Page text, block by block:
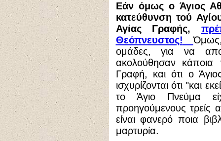
Εάν όμως ο Άγιος
κατεύθυνση τού
Αγίας Γραφής,
Θεόπνευστος!
ομάδες, για να
ακολούθησαν
Γραφή, και ότι ο
ισχυρίζονται ότι "και
το Άγιο Πνεύμα
προηγούμενους
είναι φανερό ποια
μαρτυρία.